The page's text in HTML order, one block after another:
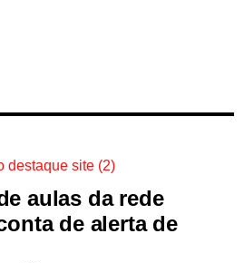
aulas da rede
de alerta de